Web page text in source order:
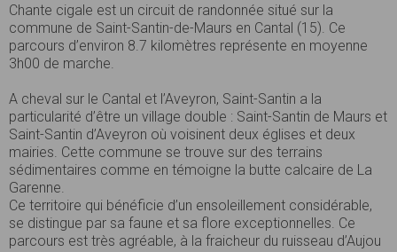
Chante cigale est un circuit de randonnée situé sur la
commune de Saint-Santin-de-Maurs en Cantal (15). Ce
parcours d’environ 8.7 kilomètres représente en moyenne
3h00 de marche.
A cheval sur le Cantal et l’Aveyron, Saint-Santin a la
particularité d’être un village double : Saint-Santin de Maurs et
Saint-Santin d’Aveyron où voisinent deux églises et deux
mairies. Cette commune se trouve sur des terrains
sédimentaires comme en témoigne la butte calcaire de La
Garenne.
Ce territoire qui bénéficie d’un ensoleillement considérable,
se distingue par sa faune et sa flore exceptionnelles. Ce
parcours est très agréable, à la fraicheur du ruisseau d’Aujou